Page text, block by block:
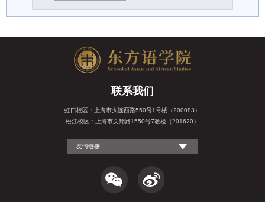
联系我们
虹口校区：上海市大连西路550号1号楼（200083）
松江校区：上海市文翔路1550号7教楼（201620）
友情链接